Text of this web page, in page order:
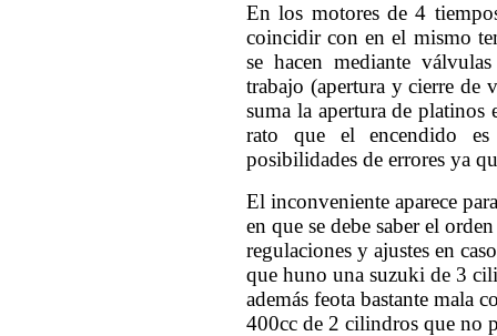
En los motores de 4
coincidir con en el mismo
se hacen mediante
trabajo (apertura y cierre de
suma la apertura de
rato que el encendido
posibilidades de errores ya
El inconveniente aparece
en que se debe saber el
regulaciones y ajustes en
que huno una suzuki de 3
además feota bastante mala
400cc de 2 cilindros que no